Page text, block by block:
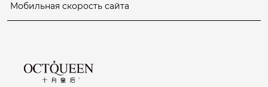
Мобильная скорость сайта